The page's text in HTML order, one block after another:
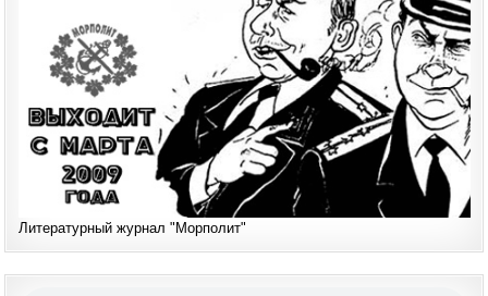
Литературный журнал "Морполит"